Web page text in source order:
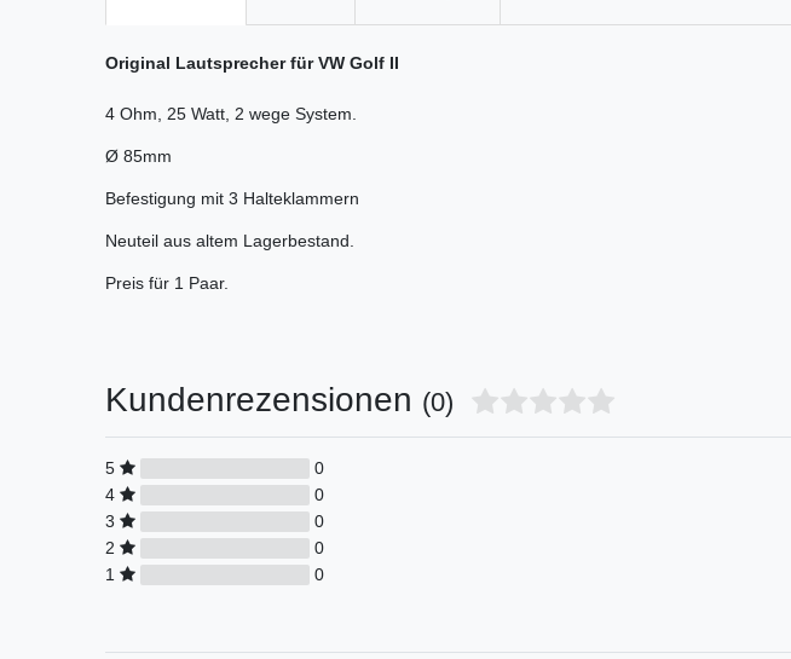
Original Lautsprecher für VW Golf II
4 Ohm, 25 Watt, 2 wege System.
Ø 85mm
Befestigung mit 3 Halteklammern
Neuteil aus altem Lagerbestand.
Preis für 1 Paar.
Kundenrezensionen (0)
5
0
4
0
3
0
2
0
1
0